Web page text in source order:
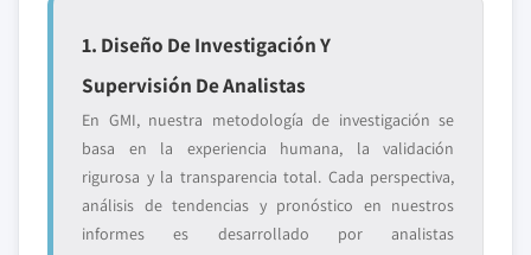
1. Diseño De Investigación Y
Supervisión De Analistas
En GMI, nuestra metodología de investigación se
basa en la experiencia humana, la validación
rigurosa y la transparencia total. Cada perspectiva,
análisis de tendencias y pronóstico en nuestros
informes es desarrollado por analistas